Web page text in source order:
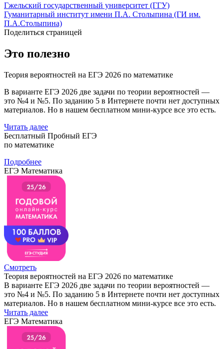
Гжельский государственный университет (ГГУ)
Гуманитарный институт имени П.А. Столыпина (ГИ им.
П.А.Столыпина)
Поделиться страницей
Это полезно
Теория вероятностей на ЕГЭ 2026 по математике
В варианте ЕГЭ 2026 две задачи по теории вероятностей —
это №4 и №5. По заданию 5 в Интернете почти нет доступных
материалов. Но в нашем бесплатном мини-курсе все это есть.
Читать далее
Бесплатный Пробный ЕГЭ
по математике
Подробнее
ЕГЭ Математика
Смотреть
Теория вероятностей на ЕГЭ 2026 по математике
В варианте ЕГЭ 2026 две задачи по теории вероятностей —
это №4 и №5. По заданию 5 в Интернете почти нет доступных
материалов. Но в нашем бесплатном мини-курсе все это есть.
Читать далее
ЕГЭ Математика